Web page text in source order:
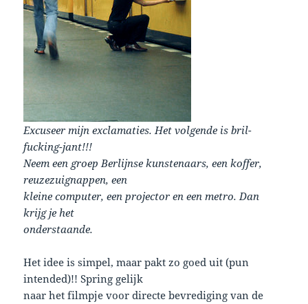
Excuseer mijn exclamaties. Het volgende is bril-
fucking-jant!!!
Neem een groep Berlijnse kunstenaars, een koffer,
reuzezuignappen, een
kleine computer, een projector en een metro. Dan
krijg je het
onderstaande.
Het idee is simpel, maar pakt zo goed uit (pun
intended)!! Spring gelijk
naar het filmpje voor directe bevrediging van de